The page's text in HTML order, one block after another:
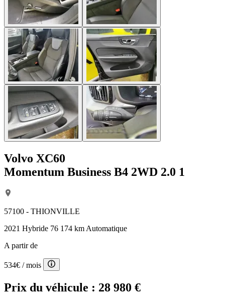
Volvo XC60
Momentum Business B4 2WD 2.0 1
57100 - THIONVILLE
2021 Hybride 76 174 km Automatique
A partir de
534€ / mois
Prix du véhicule : 28 980 €